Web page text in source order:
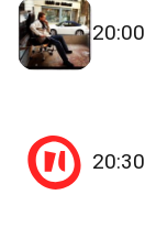
20:00
20:30